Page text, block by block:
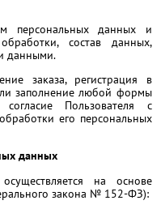
персональных данных и
состав данных,
данными.
заказа, регистрация в
заполнение любой формы
Пользователя с
его персональных
данных
на основе
закона № 152-ФЗ):